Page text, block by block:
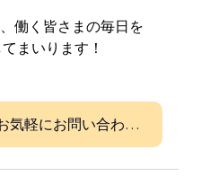
働く皆さまの毎日を
まいります！
ご相談だけでもお気軽にお問い合わせください！